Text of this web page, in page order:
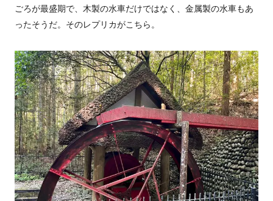
ごろが最盛期で、木製の水車だけではなく、金属製の水車もあ
ったそうだ。そのレプリカがこちら。